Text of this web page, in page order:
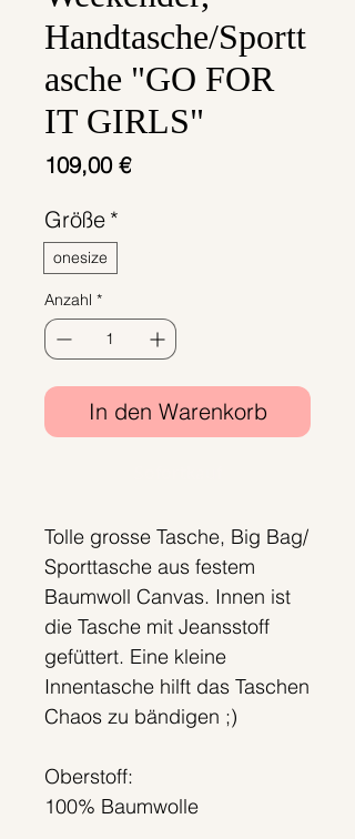
Handtasche/Sportt
asche "GO FOR
IT GIRLS"
109,00 €Preis
Größe *
onesize
Anzahl *
In den Warenkorb
Tolle grosse Tasche, Big Bag/
Sporttasche aus festem
Baumwoll Canvas. Innen ist
die Tasche mit Jeansstoff
gefüttert. Eine kleine
Innentasche hilft das Taschen
Chaos zu bändigen ;)
Oberstoff:
100% Baumwolle